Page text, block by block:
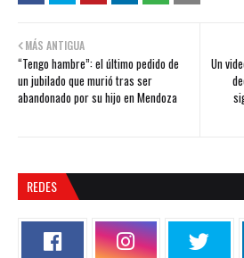
Un
MÁS ANTIGUA
“Tengo hambre”: el último pedido de
un jubilado que murió tras ser
abandonado por su hijo en Mendoza
REDES